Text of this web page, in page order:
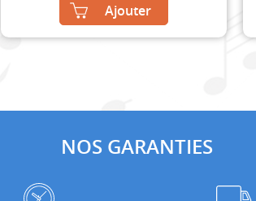
Ajouter
NOS GARANTIES